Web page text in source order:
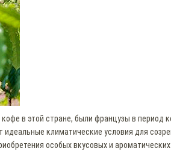
в этой стране, были французы в период
климатические условия для
особых вкусовых и